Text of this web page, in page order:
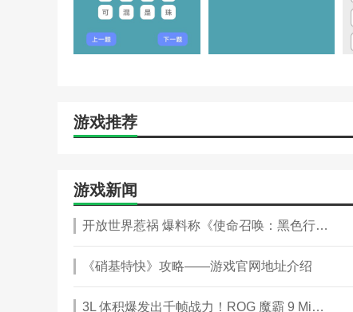
游戏推荐
游戏新闻
开放世界惹祸 爆料称《使命召唤：黑色行动7》攻略——战役模式拉跨
《硝基特快》攻略——游戏官网地址介绍
3L 体积爆发出千帧战力！ROG 魔霸 9 Mini 迷你主机电竞新宠儿